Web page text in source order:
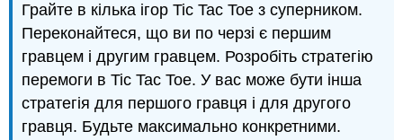
Грайте в кілька ігор Tic Tac Toe з суперником.
Переконайтеся, що ви по черзі є першим
гравцем і другим гравцем. Розробіть стратегію
перемоги в Tic Tac Toe. У вас може бути інша
стратегія для першого гравця і для другого
гравця. Будьте максимально конкретними.